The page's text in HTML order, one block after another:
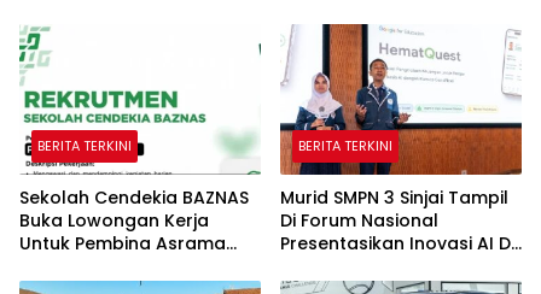
Gubernur Sulawesi Selatan
BERITA TERKINI
Sekolah Cendekia BAZNAS
Buka Lowongan Kerja
Untuk Pembina Asrama
BERITA TERKINI
Murid SMPN 3 Sinjai Tampil
Di Forum Nasional
Presentasikan Inovasi AI Di